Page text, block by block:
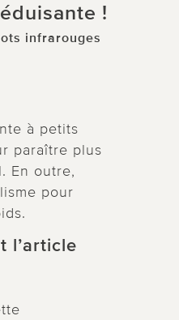
!
infrarouges
à petits
paraître plus
En outre,
pour
l’article